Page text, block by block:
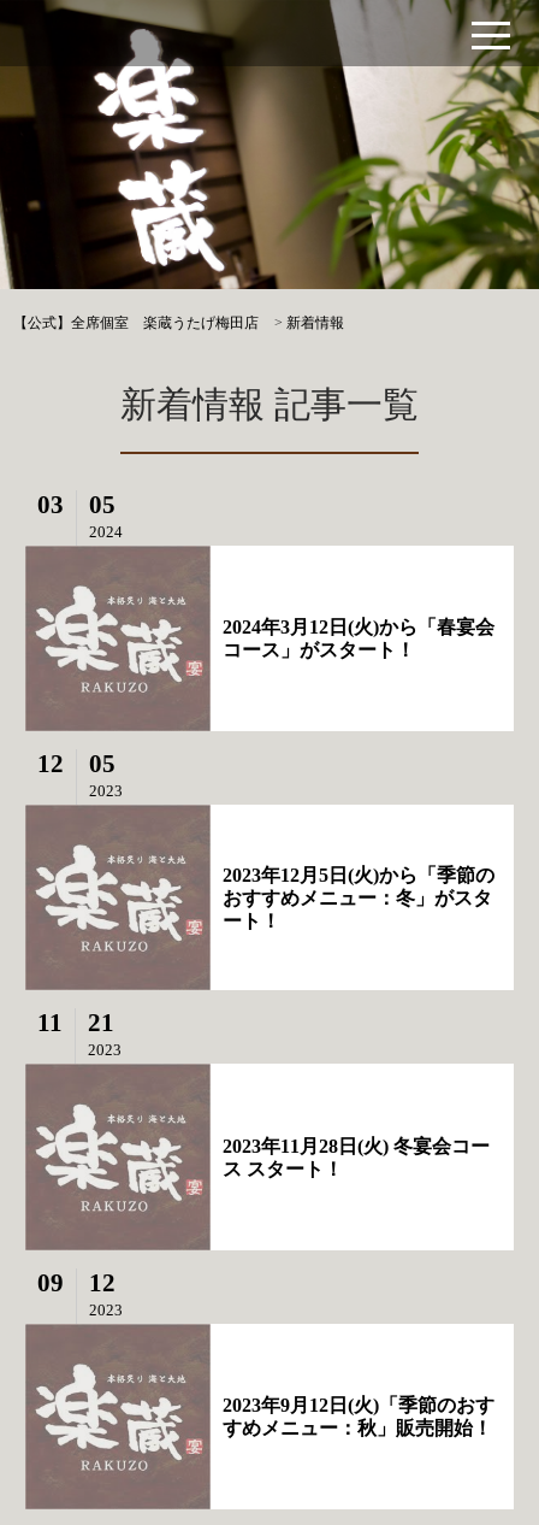
【公式】全席個室 楽蔵うたげ梅田店 >新着情報
新着情報 記事一覧
03 05
2024
2024年3月12日(火)から「春宴会
コース」がスタート！
12 05
2023
2023年12月5日(火)から「季節の
おすすめメニュー：冬」がスタ
ート！
11 21
2023
2023年11月28日(火) 冬宴会コー
ス スタート！
09 12
2023
2023年9月12日(火)「季節のおす
すめメニュー：秋」販売開始！